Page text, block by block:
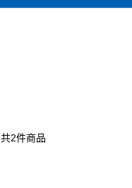
共2件商品